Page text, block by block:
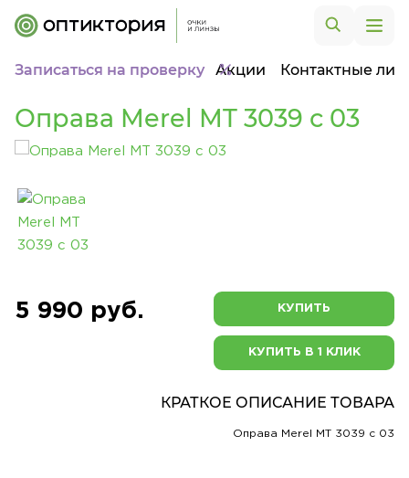
Записаться на проверку Акции Контактные
Оправа Merel MT 3039 с 03
5 990 руб. КУПИТЬ
КУПИТЬ В 1 КЛИК
КРАТКОЕ ОПИСАНИЕ ТОВАРА
Оправа Merel MT 3039 с 03